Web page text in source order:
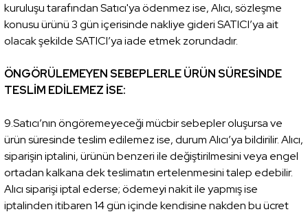
kuruluşu tarafından Satıcı'ya ödenmez ise, Alıcı, sözleşme
konusu ürünü 3 gün içerisinde nakliye gideri SATICI’ya ait
olacak şekilde SATICI’ya iade etmek zorundadır.
ÖNGÖRÜLEMEYEN SEBEPLERLE ÜRÜN SÜRESİNDE
TESLİM EDİLEMEZ İSE:
9.Satıcı’nın öngöremeyeceği mücbir sebepler oluşursa ve
ürün süresinde teslim edilemez ise, durum Alıcı’ya bildirilir. Alıcı,
siparişin iptalini, ürünün benzeri ile değiştirilmesini veya engel
ortadan kalkana dek teslimatın ertelenmesini talep edebilir.
Alıcı siparişi iptal ederse; ödemeyi nakit ile yapmış ise
iptalinden itibaren 14 gün içinde kendisine nakden bu ücret